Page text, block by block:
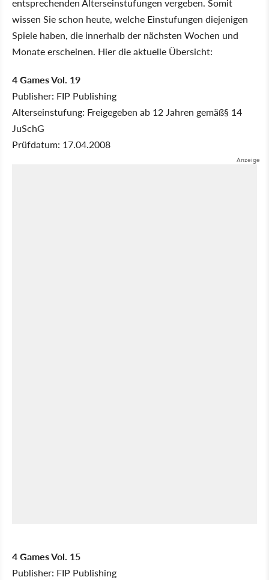
wissen Sie schon heute, welche Einstufungen diejenigen
Spiele haben, die innerhalb der nächsten Wochen und
Monate erscheinen. Hier die aktuelle Übersicht:
4 Games Vol. 19
Publisher: FIP Publishing
Alterseinstufung: Freigegeben ab 12 Jahren gemäß§ 14
JuSchG
Prüfdatum: 17.04.2008
4 Games Vol. 15
Publisher: FIP Publishing